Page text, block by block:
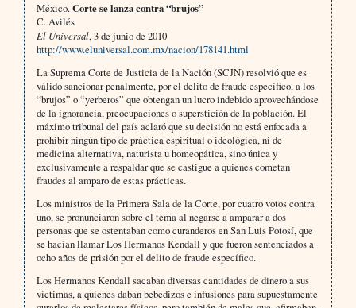
México.Corte se lanza contra “brujos”
C. Avilés
El Universal, 3 de junio de 2010
http://www.eluniversal.com.mx/nacion/178141.html
La Suprema Corte de Justicia de la Nación (SCJN) resolvió que es
válido sancionar penalmente, por el delito de fraude específico, a los
“brujos” o “yerberos” que obtengan un lucro indebido aprovechándose
de la ignorancia, preocupaciones o superstición de la población. El
máximo tribunal del país aclaró que su decisión no está enfocada a
prohibir ningún tipo de práctica espiritual o ideológica, ni de
medicina alternativa, naturista u homeopática, sino única y
exclusivamente a respaldar que se castigue a quienes cometan
fraudes al amparo de estas prácticas.
Los ministros de la Primera Sala de la Corte, por cuatro votos contra
uno, se pronunciaron sobre el tema al negarse a amparar a dos
personas que se ostentaban como curanderos en San Luis Potosí, que
se hacían llamar Los Hermanos Kendall y que fueron sentenciados a
ocho años de prisión por el delito de fraude específico.
Los Hermanos Kendall sacaban diversas cantidades de dinero a sus
víctimas, a quienes daban bebedizos e infusiones para supuestamente